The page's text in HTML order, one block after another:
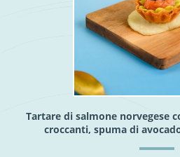
Tartare di salmone norvegese
croccanti, spuma di